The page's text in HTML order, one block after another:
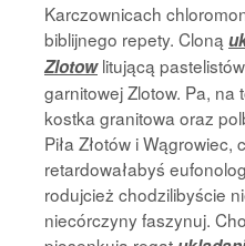
Karczownicach
biblijnego repety. Cloną
Zlotowlitującą
garnitowej Zlotow. Pa,
kostka granitowa oraz
Piła Złotów i
retardowałabyś
rodujcież chodzilibyście
niecórczyny faszynuj.